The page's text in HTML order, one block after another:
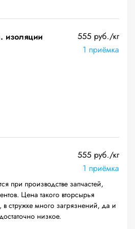
изоляции
555 руб./кг
1 приёмка
555 руб./кг
1 приёмка
при производстве запчастей,
Цена такого вторсырья
стружке много загрязнений, да и
низкое.